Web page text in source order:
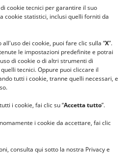
cookie tecnici per garantire il suo
cookie statistici, inclusi quelli forniti da
dei cookie, puoi fare clic sulla “X”.
le impostazioni predefinite e potrai
di cookie o di altri strumenti di
tecnici. Oppure puoi cliccare il
tutti i cookie, tranne quelli necessari, e
i cookie, fai clic su “Accetta tutto”.
i cookie da accettare, fai clic
consulta qui sotto la nostra Privacy e